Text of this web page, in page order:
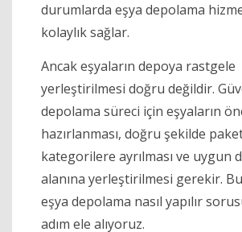
durumlarda eşya depolama
kolaylık sağlar.
Ancak eşyaların depoya rastgele
yerleştirilmesi doğru değildir.
depolama süreci için eşyaların
hazırlanması, doğru şekilde
kategorilere ayrılması ve uygun
alanına yerleştirilmesi gerekir.
eşya depolama nasıl yapılır
adım ele alıyoruz.